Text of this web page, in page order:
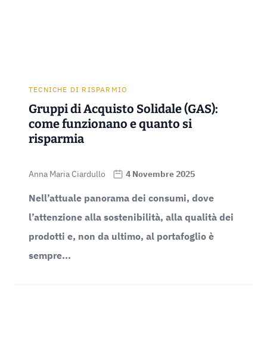
TECNICHE DI RISPARMIO
Gruppi di Acquisto Solidale (GAS):
come funzionano e quanto si
risparmia
Anna Maria Ciardullo 4 Novembre 2025
Nell’attuale panorama dei consumi, dove
l’attenzione alla sostenibilità, alla qualità dei
prodotti e, non da ultimo, al portafoglio è
sempre...